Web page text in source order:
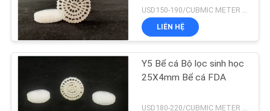
LIÊN
HỆ
VỚI
CHÚNG
TÔI
MBBR Carrier Media
22
thủy sản
USD150-190/CUBMIC METER MOQ:1CubmicMeter
LIÊN HỆ
Y5 Bể cá Bộ lọc sinh học
25X4mm Bể cá FDA
USD180-220/CUBMIC METER MOQ:1CubmicMeter